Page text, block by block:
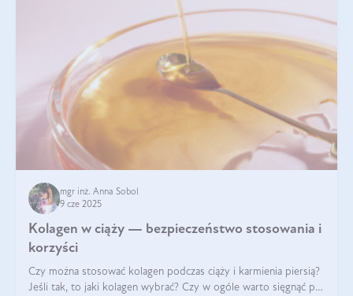
mgr inż. Anna Sobol
9 cze 2025
Kolagen w ciąży — bezpieczeństwo stosowania i
korzyści
Czy można stosować kolagen podczas ciąży i karmienia piersią?
Jeśli tak, to jaki kolagen wybrać? Czy w ogóle warto sięgnąć po